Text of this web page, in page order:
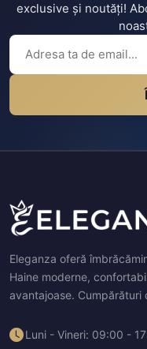
exclusive și noutăți!
Eleganza oferă
Haine moderne,
avantajoase. Cumpărături
Luni - Vineri: 09:00 -